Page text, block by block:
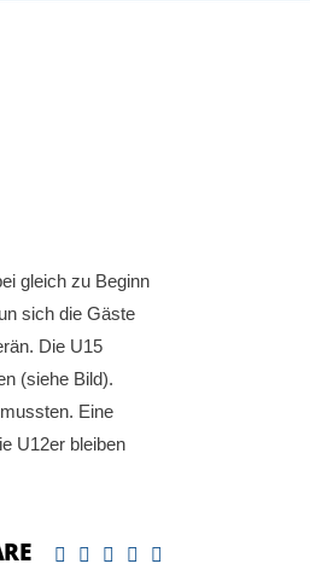
gleich zu Beginn
sich die Gäste
Die U15
(siehe Bild).
Eine
U12er bleiben